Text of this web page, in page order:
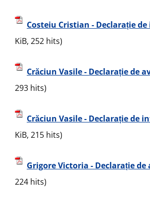
Costeiu Cristian - Declarație
KiB, 252 hits)
Crăciun Vasile - Declarație de
293 hits)
Crăciun Vasile - Declarație de
KiB, 215 hits)
Grigore Victoria - Declarație de
224 hits)